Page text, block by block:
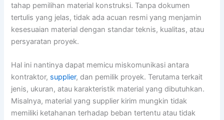
tahap pemilihan material konstruksi. Tanpa dokumen
tertulis yang jelas, tidak ada acuan resmi yang menjamin
kesesuaian material dengan standar teknis, kualitas, atau
persyaratan proyek.
Hal ini nantinya dapat memicu miskomunikasi antara
kontraktor, supplier, dan pemilik proyek. Terutama terkait
jenis, ukuran, atau karakteristik material yang dibutuhkan.
Misalnya, material yang supplier kirim mungkin tidak
memiliki ketahanan terhadap beban tertentu atau tidak